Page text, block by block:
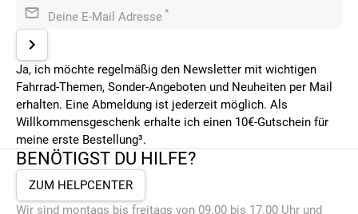
Deine E-Mail Adresse *
Ja, ich möchte regelmäßig den Newsletter mit wichtigen
Fahrrad-Themen, Sonder-Angeboten und Neuheiten per Mail
erhalten. Eine Abmeldung ist jederzeit möglich. Als
Willkommensgeschenk erhalte ich einen 10€-Gutschein für
meine erste Bestellung³.
BENÖTIGST DU HILFE?
ZUM HELPCENTER
Wir sind montags bis freitags von 09.00 bis 17.00 Uhr und